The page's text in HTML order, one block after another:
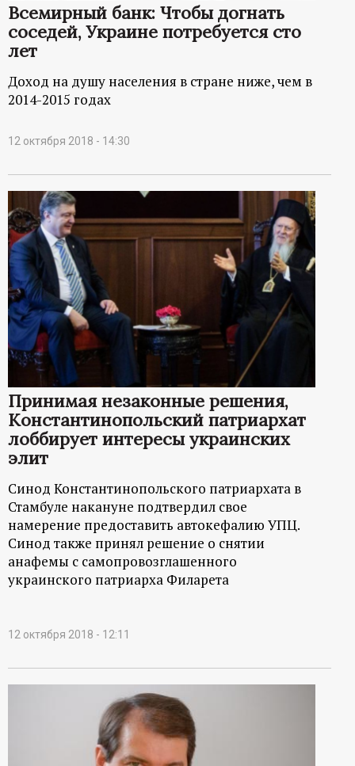
Всемирный банк: Чтобы догнать
соседей, Украине потребуется сто
лет
Доход на душу населения в стране ниже, чем в
2014-2015 годах
12 октября 2018 - 14:30
Принимая незаконные решения,
Константинопольский патриархат
лоббирует интересы украинских
элит
Синод Константинопольского патриархата в
Стамбуле накануне подтвердил свое
намерение предоставить автокефалию УПЦ.
Синод также принял решение о снятии
анафемы с самопровозглашенного
украинского патриарха Филарета
12 октября 2018 - 12:11